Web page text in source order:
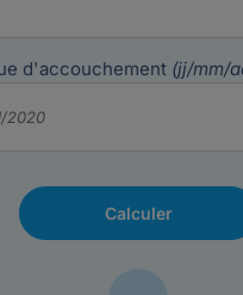
d'accouchement (jj/mm/